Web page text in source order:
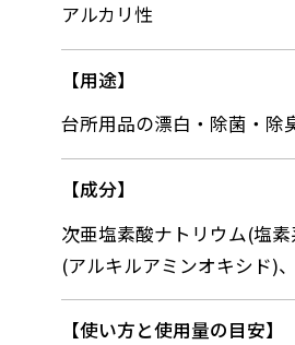
アルカリ性
用途
台所用品の漂白・除菌・除
成分
次亜塩素酸ナトリウム(塩
(アルキルアミンオキシド)
使い方と使用量の目安